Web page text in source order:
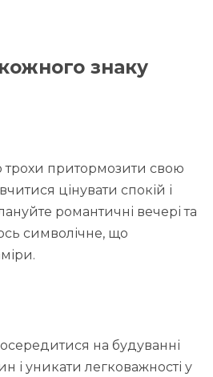
знаку
притормозити свою
цінувати спокій і
романтичні вечері та
символічне, що
на будуванні
і уникати легковажності у